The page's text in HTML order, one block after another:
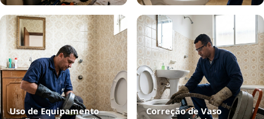
Uso de Equipamento
Correção de Vaso